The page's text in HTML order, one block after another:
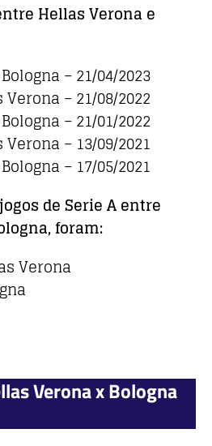
Hellas Verona e
– 21/04/2023
– 21/08/2022
– 21/01/2022
– 13/09/2021
– 17/05/2021
de Serie A entre
foram:
Verona
Verona x Bologna